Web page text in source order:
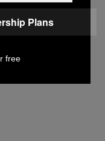
to Get It
Plans
free